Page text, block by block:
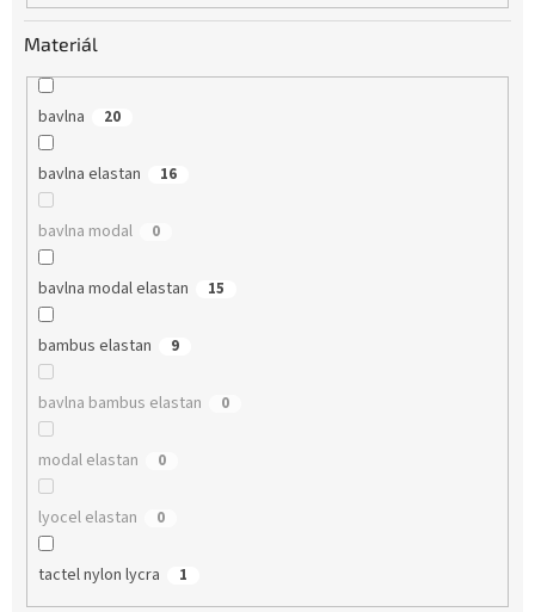
Materiál
bavlna 20
bavlna elastan 16
bavlna modal 0
bavlna modal elastan 15
bambus elastan 9
bavlna bambus elastan 0
modal elastan 0
lyocel elastan 0
tactel nylon lycra 1